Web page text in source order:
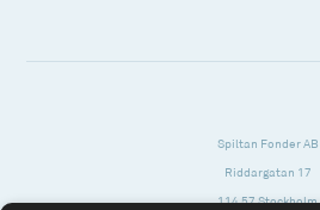
Spiltan Fonder AB
Riddargatan 17
114 57 Stockholm